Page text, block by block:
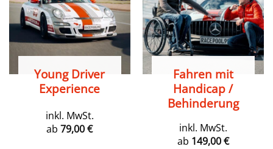
Young Driver
Experience
inkl. MwSt.
ab79,00€
Fahren mit
Handicap /
Behinderung
inkl. MwSt.
ab 149,00€